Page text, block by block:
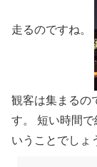
走るのですね。
観客は集まるの
す。 短い時間
いうことでしょ